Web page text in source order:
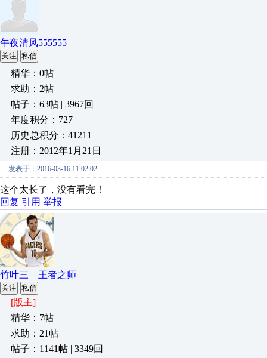
午夜清风555555
关注 私信
精华：0帖
求助：2帖
帖子：63帖 | 3967回
年度积分：727
历史总积分：41211
注册：2012年1月21日
发表于：2016-03-16 11:02:02
这个太长了，没有看完！
回复 引用 举报
竹叶三—王者之师
关注 私信
[版主]
精华：7帖
求助：21帖
帖子：1141帖 | 3349回